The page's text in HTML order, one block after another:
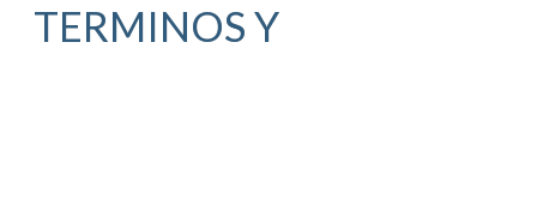
TERMINOS Y